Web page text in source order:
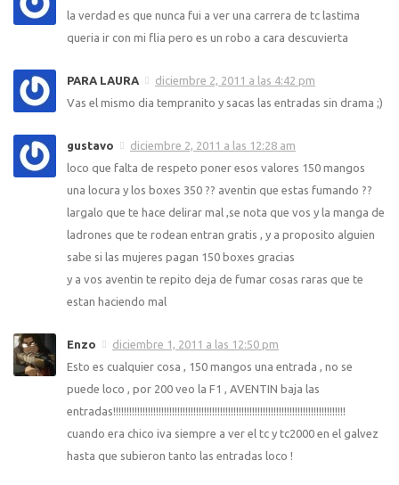
la verdad es que nunca fui a ver una carrera de tc lastima
queria ir con mi flia pero es un robo a cara descuvierta
PARA LAURA
diciembre 2, 2011 a las 4:42 pm
Vas el mismo dia tempranito y sacas las entradas sin drama ;)
gustavo
diciembre 2, 2011 a las 12:28 am
loco que falta de respeto poner esos valores 150 mangos
una locura y los boxes 350 ?? aventin que estas fumando ??
largalo que te hace delirar mal ,se nota que vos y la manga de
ladrones que te rodean entran gratis , y a proposito alguien
sabe si las mujeres pagan 150 boxes gracias
y a vos aventin te repito deja de fumar cosas raras que te
estan haciendo mal
Enzo
diciembre 1, 2011 a las 12:50 pm
Esto es cualquier cosa , 150 mangos una entrada , no se
puede loco , por 200 veo la F1 , AVENTIN baja las
entradas!!!!!!!!!!!!!!!!!!!!!!!!!!!!!!!!!!!!!!!!!!!!!!!!!!!!!!!!!!!!!!!!!!!!!!!!!!!!!!!!!!!!!!!
cuando era chico iva siempre a ver el tc y tc2000 en el galvez
hasta que subieron tanto las entradas loco !